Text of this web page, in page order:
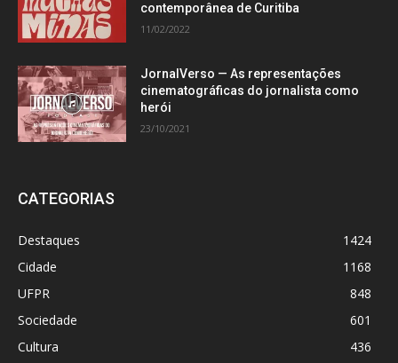
contemporânea de Curitiba
11/02/2022
JornalVerso — As representações
cinematográficas do jornalista como
herói
23/10/2021
CATEGORIAS
Destaques
1424
Cidade
1168
UFPR
848
Sociedade
601
Cultura
436